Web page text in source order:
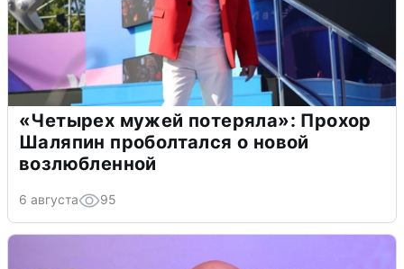
«Четырех мужей потеряла»: Прохор
Шаляпин проболтался о новой
возлюбленной
6 августа 95